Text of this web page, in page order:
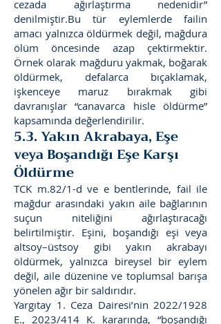
cezada ağırlaştırma nedenidir”
denilmiştir.Bu tür eylemlerde failin
amacı yalnızca öldürmek değil, mağdura
ölüm öncesinde azap çektirmektir.
Örnek olarak mağduru yakmak, boğarak
öldürmek, defalarca bıçaklamak,
işkenceye maruz bırakmak gibi
davranışlar “canavarca hisle öldürme”
kapsamında değerlendirilir.
5.3. Yakın Akrabaya, Eşe
veya Boşandığı Eşe Karşı
Öldürme
TCK m.82/1-d ve e bentlerinde, fail ile
mağdur arasındaki yakın aile bağlarının
suçun niteliğini ağırlaştıracağı
belirtilmiştir. Eşini, boşandığı eşi veya
altsoy–üstsoy gibi yakın akrabayı
öldürmek, yalnızca bireysel bir eylem
değil, aile düzenine ve toplumsal barışa
yönelen ağır bir saldırıdır.
Yargıtay 1. Ceza Dairesi’nin 2022/1928
E., 2023/414 K. kararında, “boşandığı